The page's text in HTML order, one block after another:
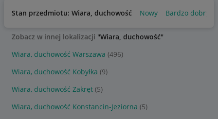
Stan przedmiotu: Wiara, duchowość Nowy Bardzo dobry
Zobacz w innej lokalizacji "Wiara, duchowość"
Wiara, duchowość Warszawa (496)
Wiara, duchowość Kobyłka (9)
Wiara, duchowość Zakręt (5)
Wiara, duchowość Konstancin-Jeziorna (5)